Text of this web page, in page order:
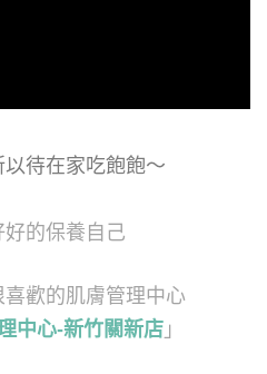
待在家吃飽飽～
的保養自己
歡的肌膚管理中心
中心-新竹關新店 」